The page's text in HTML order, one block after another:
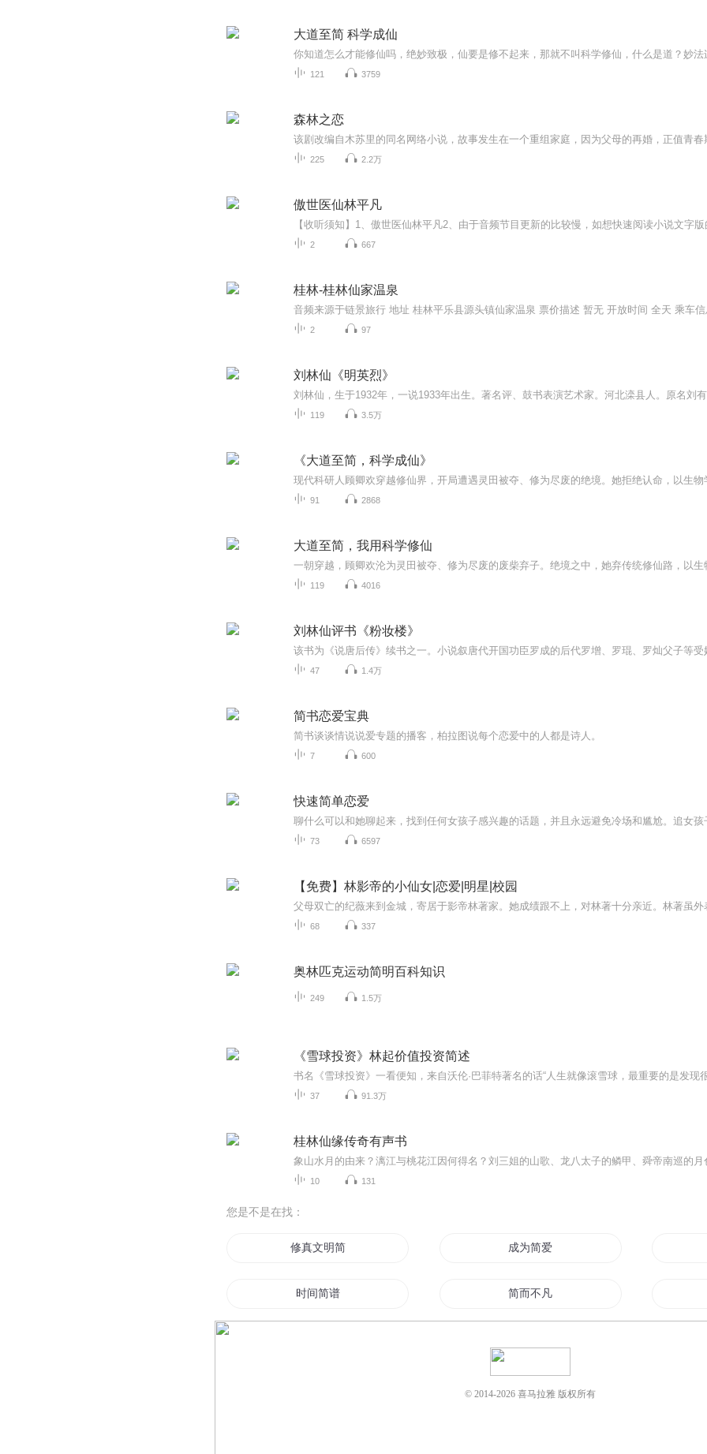
大道至简 科学成仙
121 3759
森林之恋
225 2.2万
傲世医仙林平凡
2 667
桂林-桂林仙家温泉
音频来源于链景旅行 地址 桂林平乐县源头镇仙家温泉 票价描述 暂无 开放时间 全天 乘车
2 97
刘林仙《明英烈》
119 3.5万
《大道至简，科学成仙》
91 2868
大道至简，我用科学修仙
119 4016
刘林仙评书《粉妆楼》
47 1.4万
简书恋爱宝典
简书谈谈情说说爱专题的播客，柏拉图说每个恋爱中的人都是诗人。
7 600
快速简单恋爱
73 6597
【免费】林影帝的小仙女|恋爱|明星|校园
68 337
奥林匹克运动简明百科知识
249 1.5万
《雪球投资》林起价值投资简述
37 91.3万
桂林仙缘传奇有声书
10 131
您是不是在找：
修真文明简史 成为简爱
时间简谱 简而不凡
© 2014-2026 喜马拉雅 版权所有